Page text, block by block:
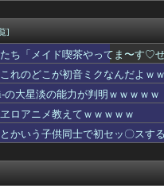
続ける女性客に警備員を呼ぶと
がステマで措置命令！←「知って
ビ離れ｣が始まった…10代後半
カ生脚姿が意外とエロいと話題
けど」
ージ180円、9月1日出荷分から
最終警告。こうなってもいい？」
面の端から端まで行くんだな！
れｗｗｗｗｗ
王子が日本人女性とデートか？
っとの勇気と情熱でしょう」【IF
]
たち「メイド喫茶やってま〜す♡
これのどこが初音ミクなんだよｗ
の大星淡の能力が判明ｗｗｗｗｗ
ロアニメ教えてｗｗｗｗｗ
とかいう子供同士で初セッ〇スす